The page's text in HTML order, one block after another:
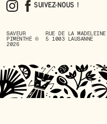
Suivez-nous !
SAVEUR
PIMENTHÉ ©
2026
RUE DE LA MADELEINE
5 1003 LAUSANNE